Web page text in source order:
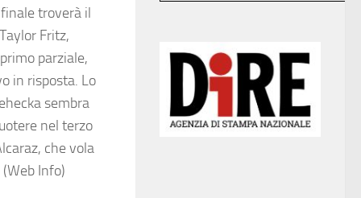
troverà il
Fritz,
parziale,
in risposta. Lo
sembra
nel terzo
che vola
Info)